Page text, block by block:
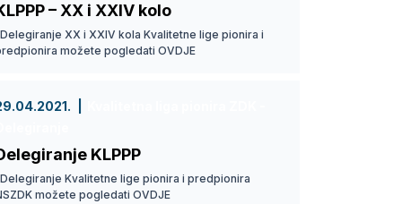
– XX i XXIV kolo
Delegiranje XX i XXIV kola Kvalitetne lige pionira i
možete pogledati OVDJE
KLPPP
Delegiranje Kvalitetne lige pionira i predpionira
možete pogledati OVDJE